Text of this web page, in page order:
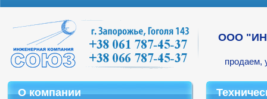
ООО
продаем,
О компании